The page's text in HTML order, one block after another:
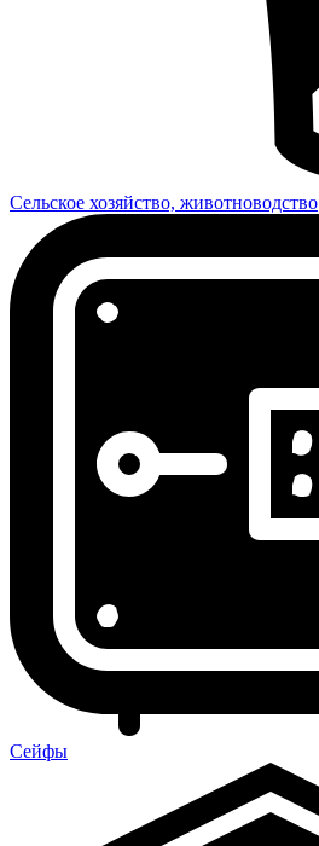
Сельское хозяйство, животноводство
Сейфы